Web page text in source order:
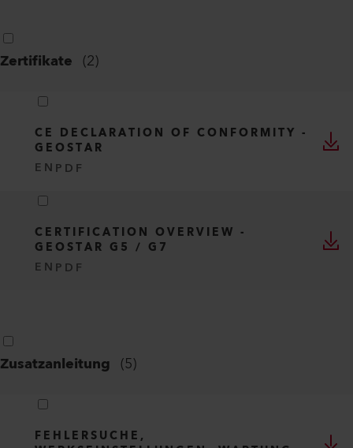
Zertifikate (2)
CE DECLARATION OF CONFORMITY -
GEOSTAR
EN PDF
CERTIFICATION OVERVIEW -
GEOSTAR G5 / G7
EN PDF
Zusatzanleitung (5)
FEHLERSUCHE,